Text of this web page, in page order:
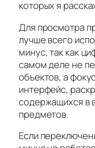
которых я
Для просмотра
лучше всего
минус, так как
самом деле не
объектов, а
интерфейс,
содержащихся в
предметов.
Если